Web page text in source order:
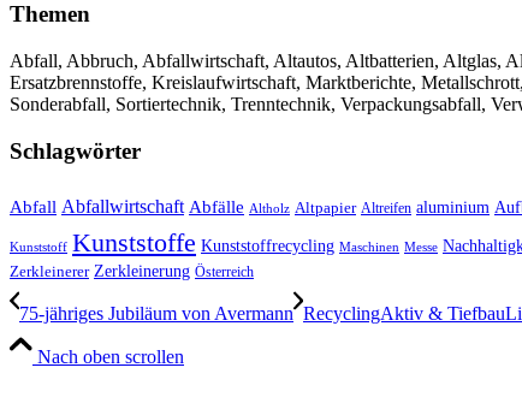
Themen
Abfall, Abbruch, Abfallwirtschaft, Altautos, Altbatterien, Altglas,
Ersatzbrennstoffe, Kreislaufwirtschaft, Marktberichte,
Sonderabfall, Sortiertechnik, Trenntechnik, Verpackungsabfall,
Schlagwörter
Abfall Abfallwirtschaft Abfälle Altholz Altpapier Altreifen aluminium
Kunststoff Kunststoffe Kunststoffrecycling Maschinen Messe
Zerkleinerer Zerkleinerung Österreich
75-jähriges Jubiläum von Avermann RecyclingAktiv &
Nach oben scrollen